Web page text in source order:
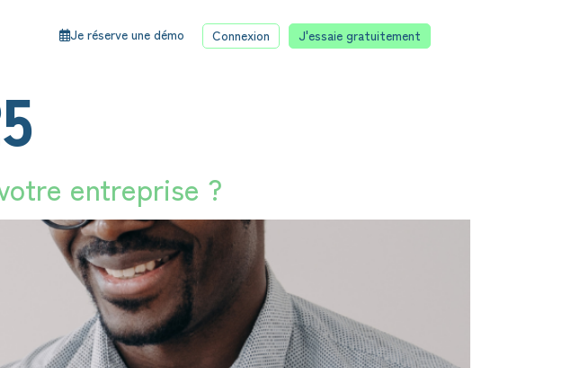
Je réserve une démo Connexion J'essaie gratuitement
entreprise ?